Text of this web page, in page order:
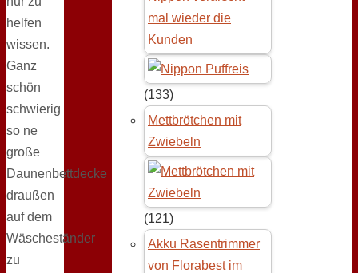
helfen
wissen.
Ganz
schön
schwierig
so ne
große
Daunenbettdecke
draußen
auf dem
Wäscheständer
zu
mal wieder die
Kunden
(133)
Mettbrötchen mit
Zwiebeln
(121)
Akku Rasentrimmer
von Florabest im